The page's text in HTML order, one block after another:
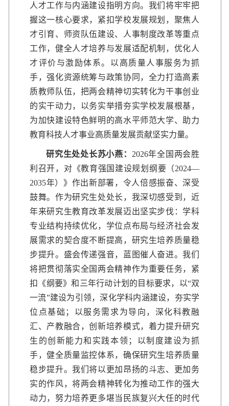
人才工作与内涵建设指明方向。我们将牢牢把
握这一核心要求，紧扣学校发展规划，聚焦人
才引育、师资队伍建设、人事制度改革等重点
工作，健全人才培养与发展适配机制，优化人
才评价与激励体系。以高质量人事服务为抓
手，强化资源统筹与政策协同，全力打造高素
质教师队伍，把两会精神切实转化为干事创业
的实干动力，以务实举措夯实学校发展根基，
为加快建设特色鲜明的高水平师范大学、助力
教育科技人才事业高质量发展贡献坚实力量。
研究生处处长苏小燕： 2026年全国两会胜
利召开，对《教育强国建设规划纲要（2024—
2035年）》作出新部署，令人倍感振奋、深受
鼓舞。作为研究生处处长，我深切感受到，近
年来研究生教育改革发展迈出坚实步伐：学科
专业结构持续优化，学位点布局与经济社会发
展需求的契合度不断提高，研究生培养质量稳
步提升。盛会传递强音，蓝图催人奋进。我们
将把贯彻落实全国两会精神作为重要任务，紧
扣《纲要》和三年行动计划的目标要求，以“双
一流”建设为引领，深化学科内涵建设，夯实学
位点基础；以服务需求为导向，深化科教融
汇、产教融合，创新培养模式，着力提升研究
生的创新能力和实践本领；以制度建设为抓
手，健全质量监控体系，确保研究生培养质量
稳步提升。我们将以更加昂扬的斗志、更加务
实的作风，将两会精神转化为推动工作的强大
动力，努力培养更多堪当民族复兴大任的时代